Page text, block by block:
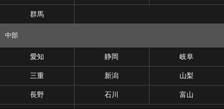
群馬
中部
愛知 静岡 岐阜
三重 新潟 山梨
長野 石川 富山